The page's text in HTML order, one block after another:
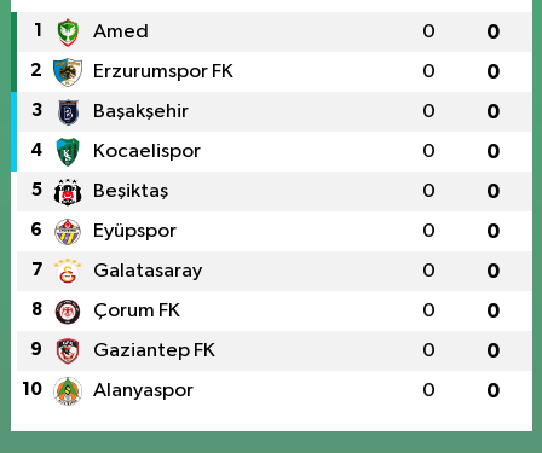
1 Amed 0 0
2 Erzurumspor FK 0 0
3 Başakşehir 0 0
4 Kocaelispor 0 0
5 Beşiktaş 0 0
6 Eyüpspor 0 0
7 Galatasaray 0 0
8 Çorum FK 0 0
9 Gaziantep FK 0 0
10 Alanyaspor 0 0